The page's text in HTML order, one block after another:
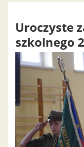
Uroczyste
szkolnego